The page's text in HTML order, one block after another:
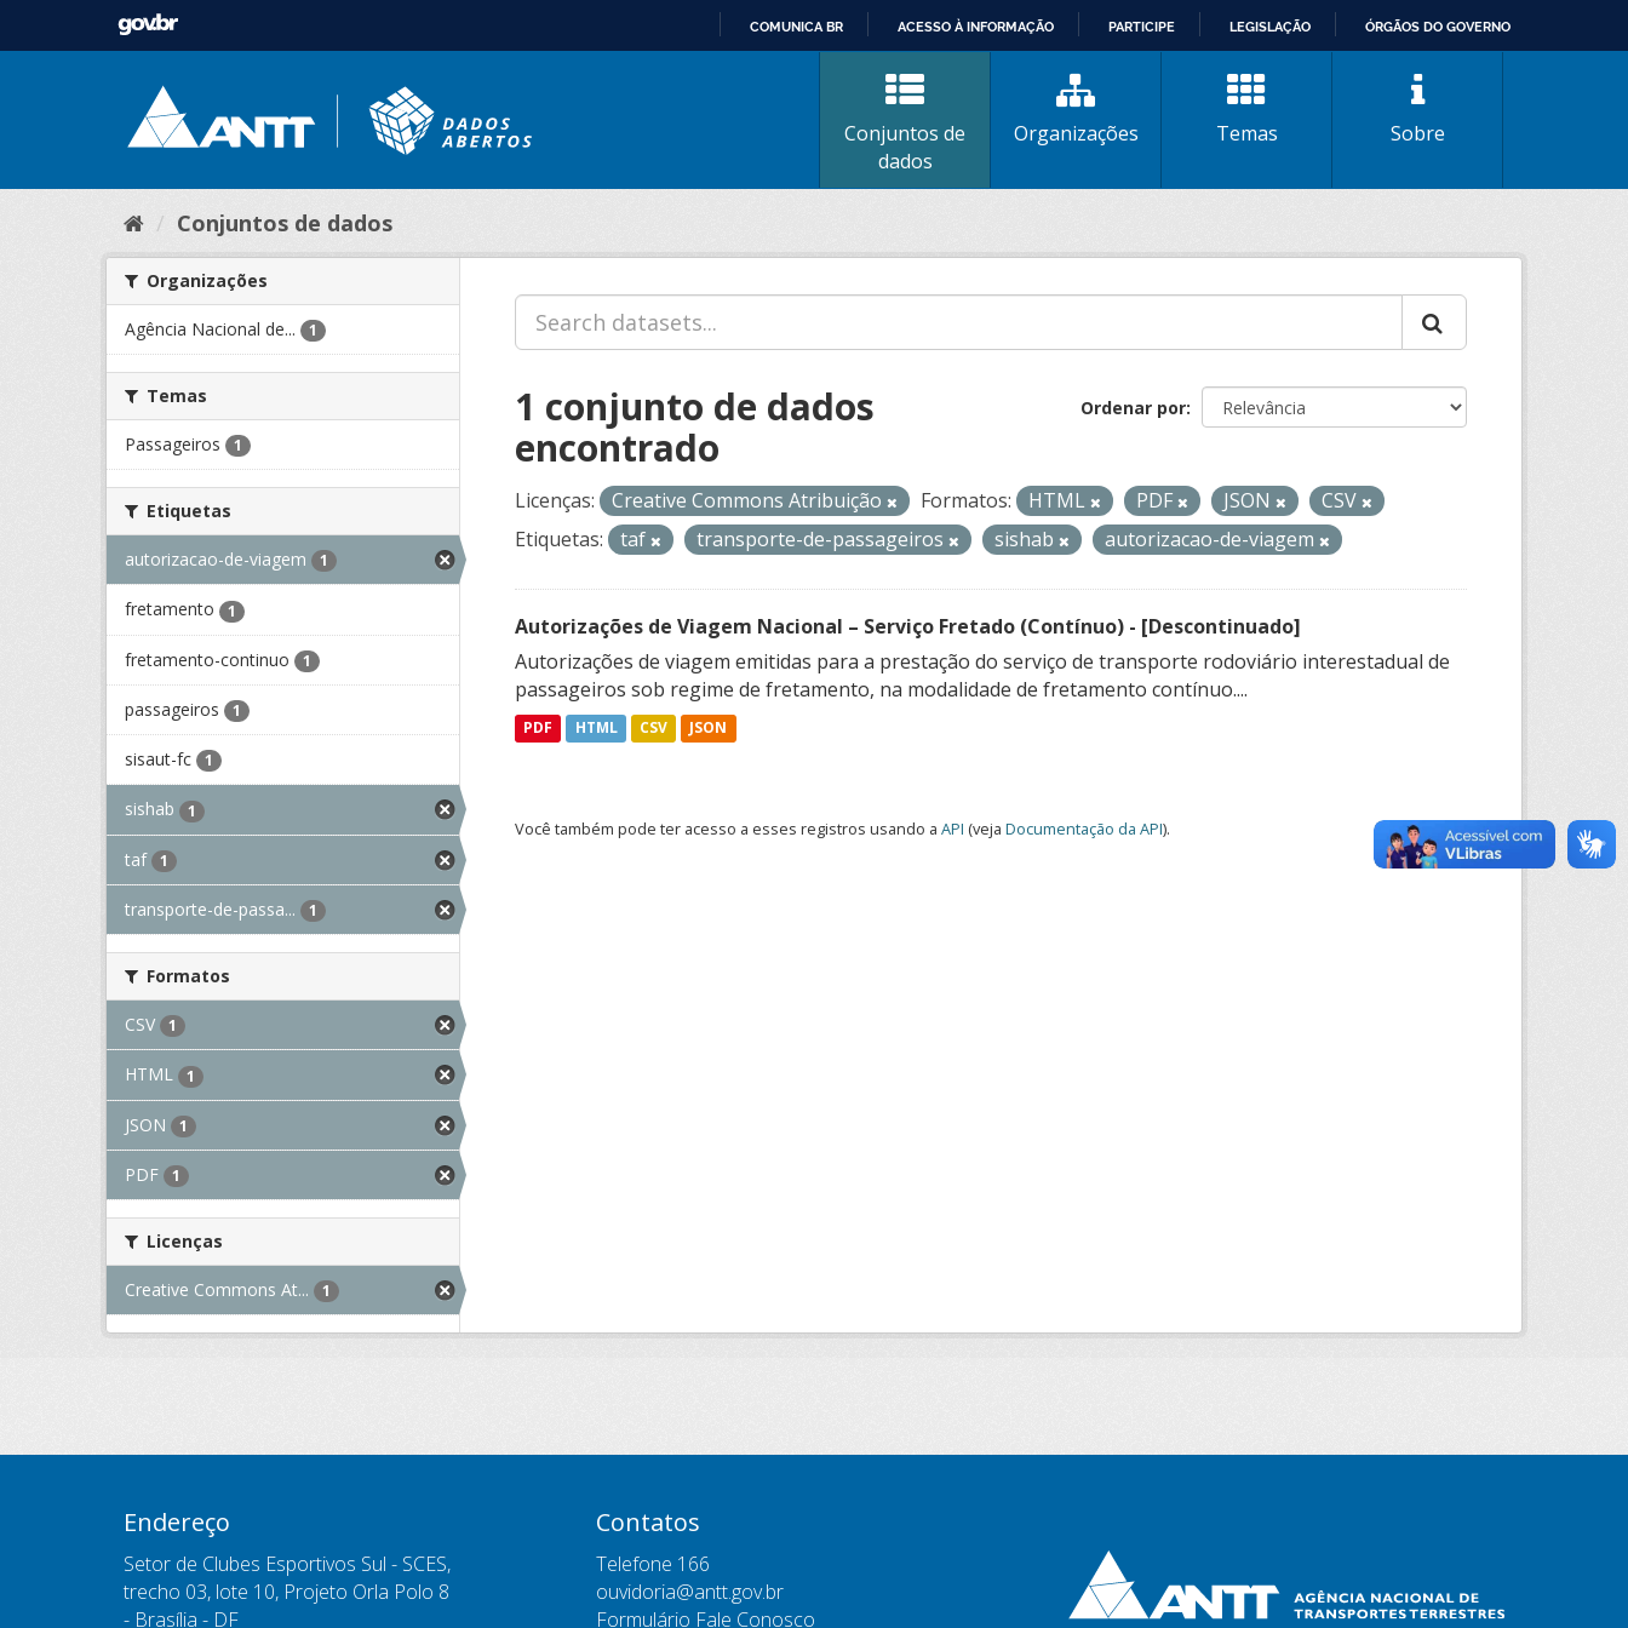
CONTEÚDO
COMUNICA BR ACESSO À INFORMAÇÃO PARTICIPE LEGISLAÇÃO ÓRGÃOS DO GOVERNO
Conjuntos de
dados
Organizações Temas Sobre
Conjuntos de dados
Organizações
Agência Nacional de... 1
Temas
Passageiros 1
Etiquetas
autorizacao-de-viagem 1
fretamento 1
fretamento-continuo 1
passageiros 1
sisaut-fc 1
sishab 1
taf 1
transporte-de-passa... 1
Formatos
CSV 1
HTML 1
JSON 1
PDF 1
Licenças
Creative Commons At... 1
Ordenar por
1 conjunto de dados
encontrado
Licenças: Creative Commons Atribuição Formatos: HTML PDF JSON
CSV
Etiquetas:
taf transporte-de-passageiros sishab autorizacao-de-viagem
Autorizações de Viagem Nacional – Serviço Fretado (Contínuo) - [Descontinuado]
Autorizações de viagem emitidas para a prestação do serviço de transporte rodoviário interestadual de
passageiros sob regime de fretamento, na modalidade de fretamento contínuo....
PDF HTML CSV JSON
Você também pode ter acesso a esses registros usando a API (veja Documentação da API).
Endereço
Setor de Clubes Esportivos Sul - SCES,
trecho 03, lote 10, Projeto Orla Polo 8
- Brasília - DF
Contatos
Telefone 166
ouvidoria@antt.gov.br
Formulário Fale Conosco